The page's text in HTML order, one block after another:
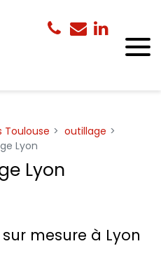
Toulouse
outillage
Lyon
Lyon
mesure à Lyon